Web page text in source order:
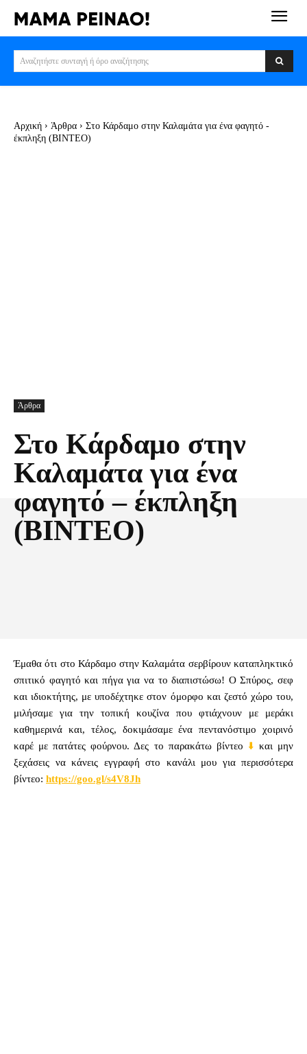
Αναζητήστε συνταγή ή όρο αναζήτησης
Αρχική Άρθρα
Στο Κάρδαμο στην Καλαμάτα για ένα φαγητό -
έκπληξη (BINTEO)
Άρθρα
Στο Κάρδαμο στην
Καλαμάτα για ένα
φαγητό – έκπληξη
(BINTEO)
Έμαθα ότι στο Κάρδαμο στην Καλαμάτα σερβίρουν καταπληκτικό
σπιτικό φαγητό και πήγα για να το διαπιστώσω! Ο Σπύρος, σεφ
και ιδιοκτήτης, με υποδέχτηκε στον όμορφο και ζεστό χώρο του,
μιλήσαμε για την τοπική κουζίνα που φτιάχνουν με μεράκι
καθημερινά και, τέλος, δοκιμάσαμε ένα πεντανόστιμο χοιρινό
καρέ με πατάτες φούρνου. Δες το παρακάτω βίντεο ⬇️️ και μην
ξεχάσεις να κάνεις εγγραφή στο κανάλι μου για περισσότερα
βίντεο: https://goo.gl/s4V8Jh